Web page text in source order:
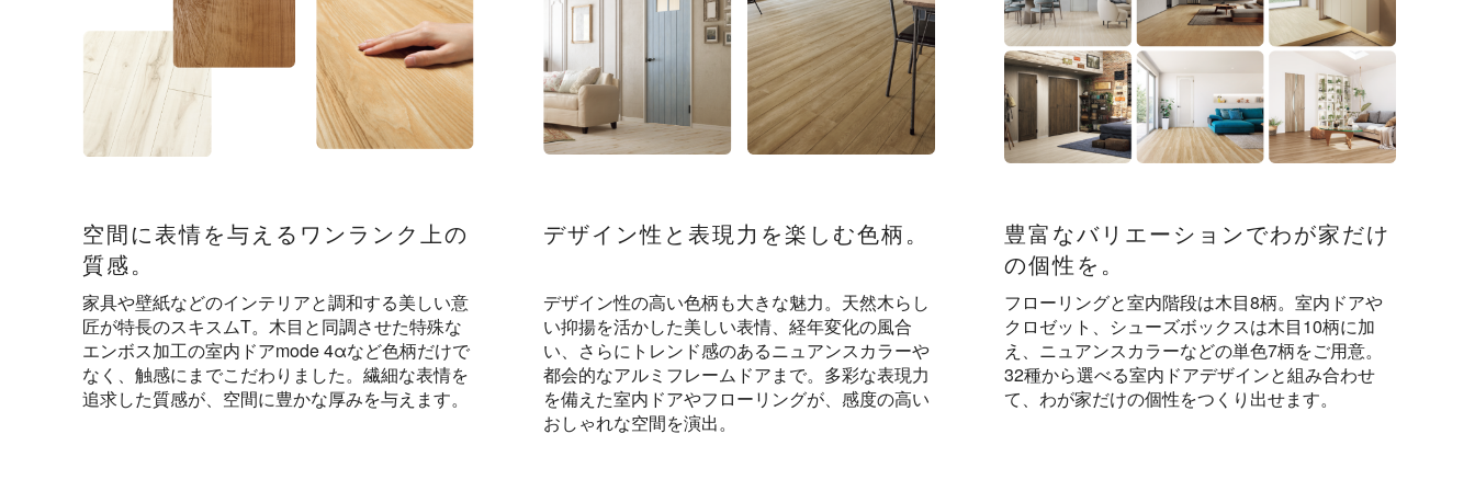
空間に表情を与えるワンランク上の
質感。
家具や壁紙などのインテリアと調和する美しい意
匠が特長のスキスムT。木目と同調させた特殊な
エンボス加工の室内ドアmode 4αなど色柄だけで
なく、触感にまでこだわりました。繊細な表情を
追求した質感が、空間に豊かな厚みを与えます。
デザイン性と表現力を楽しむ色柄。
デザイン性の高い色柄も大きな魅力。天然木らし
い抑揚を活かした美しい表情、経年変化の風合
い、さらにトレンド感のあるニュアンスカラーや
都会的なアルミフレームドアまで。多彩な表現力
を備えた室内ドアやフローリングが、感度の高い
おしゃれな空間を演出。
豊富なバリエーションでわが家だけ
の個性を。
フローリングと室内階段は木目8柄。室内ドアや
クロゼット、シューズボックスは木目10柄に加
え、ニュアンスカラーなどの単色7柄をご用意。
32種から選べる室内ドアデザインと組み合わせ
て、わが家だけの個性をつくり出せます。